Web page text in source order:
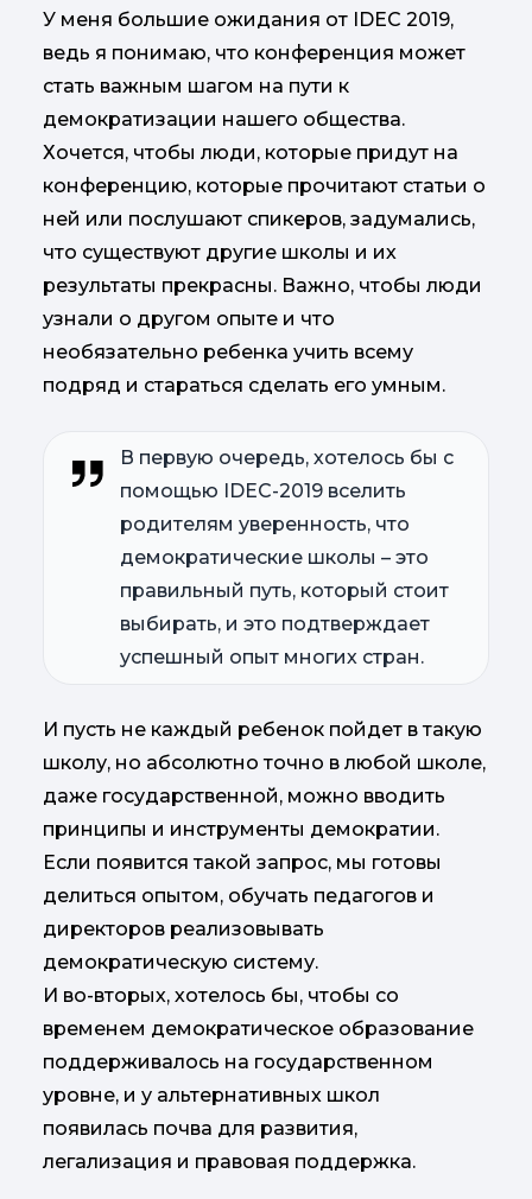
У меня большие ожидания от IDEC 2019,
ведь я понимаю, что конференция может
стать важным шагом на пути к
демократизации нашего общества.
Хочется, чтобы люди, которые придут на
конференцию, которые прочитают статьи о
ней или послушают спикеров, задумались,
что существуют другие школы и их
результаты прекрасны. Важно, чтобы люди
узнали о другом опыте и что
необязательно ребенка учить всему
подряд и стараться сделать его умным.
В первую очередь, хотелось бы с
помощью IDEC-2019 вселить
родителям уверенность, что
демократические школы – это
правильный путь, который стоит
выбирать, и это подтверждает
успешный опыт многих стран.
И пусть не каждый ребенок пойдет в такую
школу, но абсолютно точно в любой школе,
даже государственной, можно вводить
принципы и инструменты демократии.
Если появится такой запрос, мы готовы
делиться опытом, обучать педагогов и
директоров реализовывать
демократическую систему.
И во-вторых, хотелось бы, чтобы со
временем демократическое образование
поддерживалось на государственном
уровне, и у альтернативных школ
появилась почва для развития,
легализация и правовая поддержка.